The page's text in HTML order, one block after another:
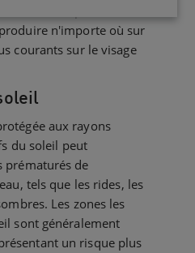
n'importe où sur
courants sur le visage
aux rayons
du soleil peut
prématurés de
tels que les rides, les
Les zones les
sont généralement
un risque plus